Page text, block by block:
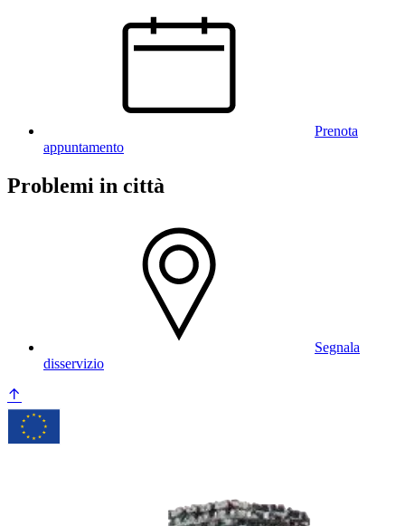
Prenota
appuntamento
Problemi in città
Segnala
disservizio